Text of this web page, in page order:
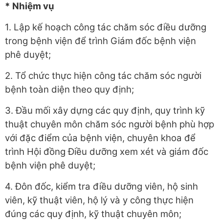
* Nhiệm vụ
1. Lập kế hoạch công tác chăm sóc điều dưỡng
trong bệnh viện để trình Giám đốc bệnh viện
phê duyệt;
2. Tổ chức thực hiện công tác chăm sóc người
bệnh toàn diện theo quy định;
3. Đầu mối xây dựng các quy định, quy trình kỹ
thuật chuyên môn chăm sóc người bệnh phù hợp
với đặc điểm của bệnh viện, chuyên khoa để
trình Hội đồng Điều dưỡng xem xét và giám đốc
bệnh viện phê duyệt;
4. Đôn đốc, kiểm tra điều dưỡng viên, hộ sinh
viên, kỹ thuật viên, hộ lý và y công thực hiện
đúng các quy định, kỹ thuật chuyên môn;